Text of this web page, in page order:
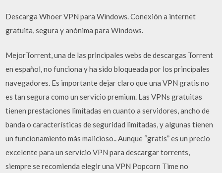
Descarga Whoer VPN para Windows. Conexión a internet
gratuita, segura y anónima para Windows.
MejorTorrent, una de las principales webs de descargas Torrent
en español, no funciona y ha sido bloqueada por los principales
navegadores. Es importante dejar claro que una VPN gratis no
es tan segura como un servicio premium. Las VPNs gratuitas
tienen prestaciones limitadas en cuanto a servidores, ancho de
banda o características de seguridad limitadas, y algunas tienen
un funcionamiento más malicioso.. Aunque “gratis” es un precio
excelente para un servicio VPN para descargar torrents,
siempre se recomienda elegir una VPN Popcorn Time no